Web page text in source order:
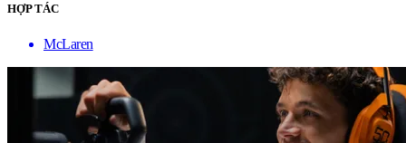
HỢP TÁC
McLaren